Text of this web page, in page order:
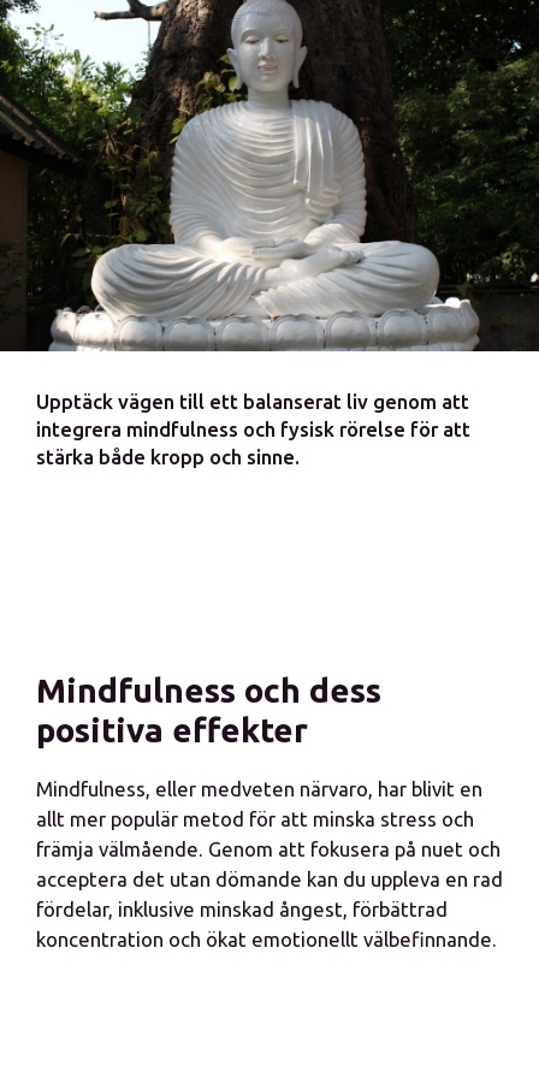
Upptäck vägen till ett balanserat liv genom att
integrera mindfulness och fysisk rörelse för att
stärka både kropp och sinne.
Mindfulness och dess
positiva effekter
Mindfulness, eller medveten närvaro, har blivit en
allt mer populär metod för att minska stress och
främja välmående. Genom att fokusera på nuet och
acceptera det utan dömande kan du uppleva en rad
fördelar, inklusive minskad ångest, förbättrad
koncentration och ökat emotionellt välbefinnande.